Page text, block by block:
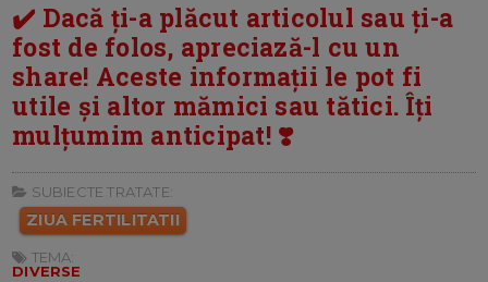
✔️ Dacă ți-a plăcut articolul sau ți-a
fost de folos, apreciază-l cu un
share! Aceste informații le pot fi
utile și altor mămici sau tătici. Îți
mulțumim anticipat! ❣️
SUBIECTE TRATATE:
ZIUA FERTILITATII
TEMA:
DIVERSE